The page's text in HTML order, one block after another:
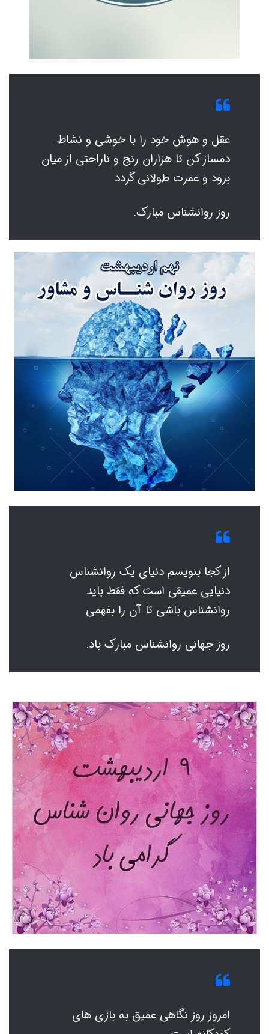
عقل و هوش خود را با خوشی و نشاط
دمساز کن تا هزاران رنج و ناراحتی از میان
برود و عمرت طولانی گردد
روز روانشناس مبارک.
از کجا بنویسم دنیای یک روانشناس
دنیایی عمیقی است که فقط باید
روانشناس باشی تا آن را بفهمی
روز جهانی روانشناس مبارک باد.
امروز روز نگاهی عمیق به بازی های